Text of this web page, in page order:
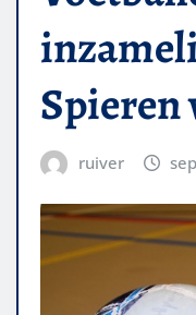
Spieren
ruiver